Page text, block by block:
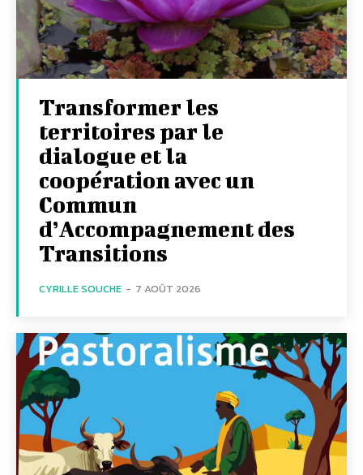
Transformer les
territoires par le
dialogue et la
coopération avec un
Commun
d’Accompagnement des
Transitions
CYRILLE SOUCHE - 7 AOÛT 2026